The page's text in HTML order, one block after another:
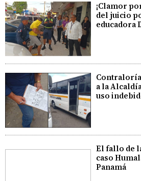
¡Clamor
del juicio
educadora
Contraloría
a la
uso
El fallo de
caso
Panamá